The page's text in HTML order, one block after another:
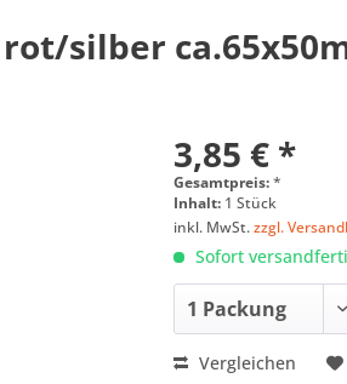
silber
3,85 € *
Gesamtpreis:*
Inhalt: 1 Stück
inkl. MwSt.zzgl.
Sofort
Vergleichen